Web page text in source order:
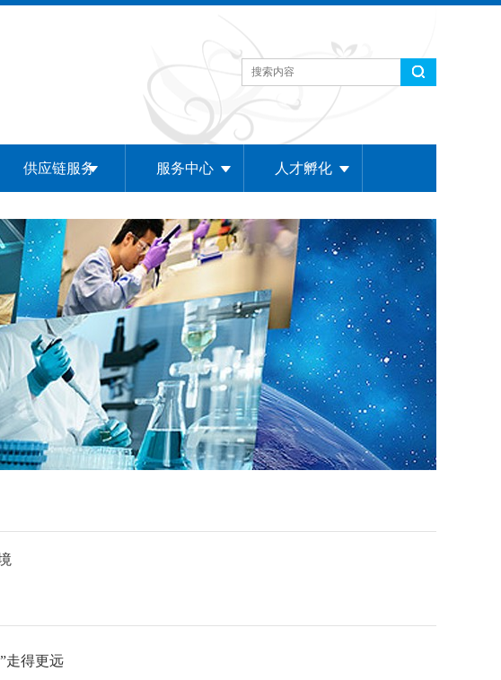
供应链服务 服务中心 人才孵化
走得更远